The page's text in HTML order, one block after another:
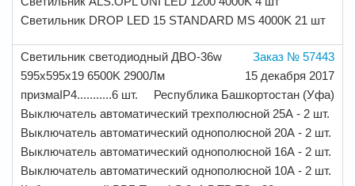
Светильник DROP LED 15 STANDARD MS 4000K 21 шт
Заказ № 57443
15 декабря 2017
Республика Башкортостан (Уфа)
Светильник светодиодный ДВО-36w
595x595x19 6500K 2900Лм
призмаIP4...........6 шт.
Выключатель автоматический трехполюсной 25А - 2 шт.
Выключатель автоматический однополюсной 20А - 2 шт.
Выключатель автоматический однополюсной 16А - 2 шт.
Выключатель автоматический однополюсной 10А - 2 шт.